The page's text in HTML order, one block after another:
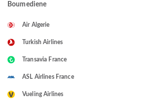
Boumediene
Air Algerie
Turkish Airlines
Transavia France
ASL Airlines France
Vueling Airlines